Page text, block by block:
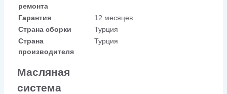
ремонта
Гарантия
12 месяцев
Страна сборки
Турция
Страна
производителя
Турция
Масляная
система